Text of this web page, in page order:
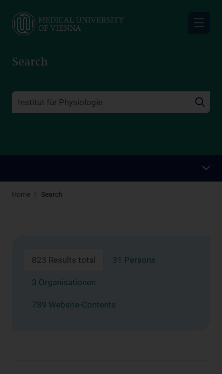
main
Search
Home Search
823 Results total 31 Persons
3 Organisationen
789 Website-Contents